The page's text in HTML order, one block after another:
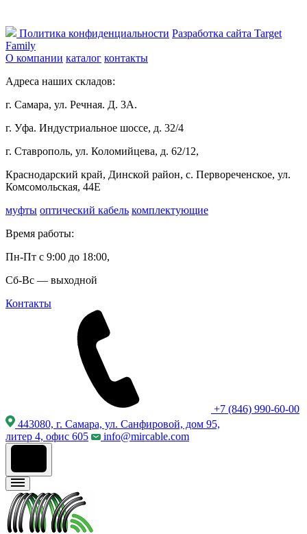
Политика конфиденциальности Разработка сайта Target
Family
О компании каталог контакты
Адреса наших складов:
г. Самара, ул. Речная. Д. 3А.
г. Уфа. Индустриальное шоссе, д. 32/4
г. Ставрополь, ул. Коломийцева, д. 62/12,
Краснодарский край, Динской район, с. Первореченское, ул.
Комсомольская, 44Е
муфты оптический кабель комплектующие
Время работы:
Пн-Пт с 9:00 до 18:00,
Сб-Вс — выходной
Контакты
+7 (846) 990-60-00
443080, г. Самара, ул. Санфировой, дом 95,
литер 4, офис 605
info@mircable.com